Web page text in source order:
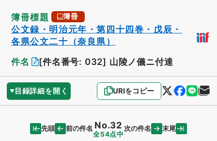
簿冊標題 簿冊
公文録・明治元年・第四十四巻・戊辰・
各県公文二十（奈良県）
件名
[件名番号: 032] 山陵ノ儀ニ付達
目録詳細を開く URIをコピー
先頭 前の件名 No.32
全54点中
次の件名 末尾